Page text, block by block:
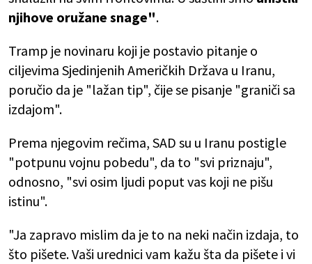
njihove oružane snage".
Tramp je novinaru koji je postavio pitanje o
ciljevima Sjedinjenih Američkih Država u Iranu,
poručio da je "lažan tip", čije se pisanje "graniči sa
izdajom".
Prema njegovim rečima, SAD su u Iranu postigle
"potpunu vojnu pobedu", da to "svi priznaju",
odnosno, "svi osim ljudi poput vas koji ne pišu
istinu".
"Ja zapravo mislim da je to na neki način izdaja, to
što pišete. Vaši urednici vam kažu šta da pišete i vi